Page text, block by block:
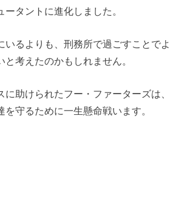
ータントに進化しました。
いるよりも、刑務所で過ごすことでよ
と考えたのかもしれません。
に助けられたフー・ファーターズは、
を守るために一生懸命戦います。